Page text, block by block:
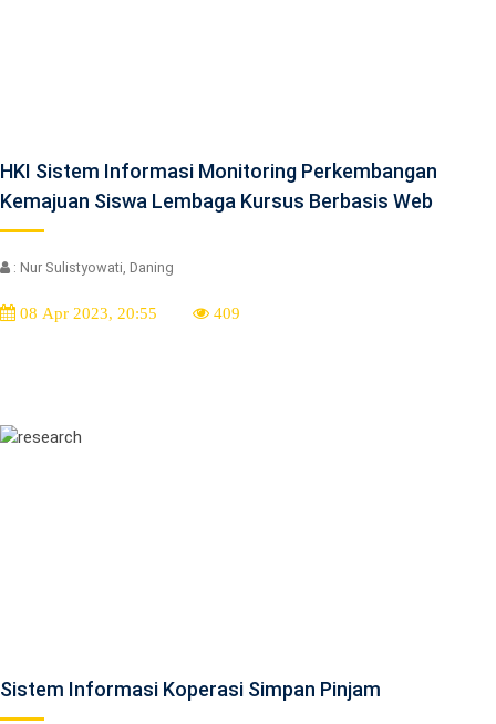
HKI Sistem Informasi Monitoring Perkembangan
Kemajuan Siswa Lembaga Kursus Berbasis Web
: Nur Sulistyowati, Daning
08 Apr 2023, 20:55 409
Sistem Informasi Koperasi Simpan Pinjam